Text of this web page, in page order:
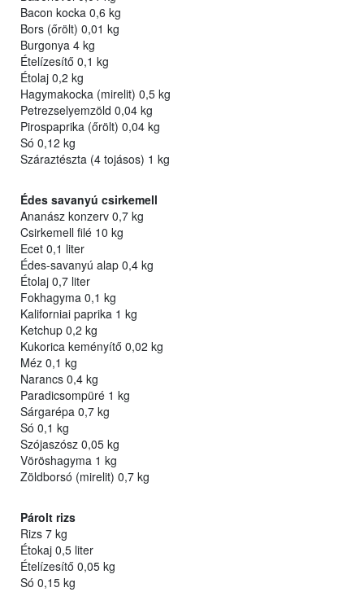
Bacon kocka 0,6 kg
Bors (őrölt) 0,01 kg
Burgonya 4 kg
Ételízesítő 0,1 kg
Étolaj 0,2 kg
Hagymakocka (mirelit) 0,5 kg
Petrezselyemzöld 0,04 kg
Pirospaprika (őrölt) 0,04 kg
Só 0,12 kg
Száraztészta (4 tojásos) 1 kg
Édes savanyú csirkemell
Ananász konzerv 0,7 kg
Csirkemell filé 10 kg
Ecet 0,1 liter
Édes-savanyú alap 0,4 kg
Étolaj 0,7 liter
Fokhagyma 0,1 kg
Kaliforniai paprika 1 kg
Ketchup 0,2 kg
Kukorica keményítő 0,02 kg
Méz 0,1 kg
Narancs 0,4 kg
Paradicsompüré 1 kg
Sárgarépa 0,7 kg
Só 0,1 kg
Szójaszósz 0,05 kg
Vöröshagyma 1 kg
Zöldborsó (mirelit) 0,7 kg
Párolt rizs
Rizs 7 kg
Étokaj 0,5 liter
Ételízesítő 0,05 kg
Só 0,15 kg